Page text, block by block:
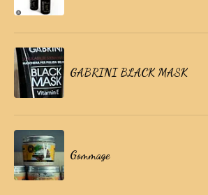
GABRINI BLACK MASK
Gommage